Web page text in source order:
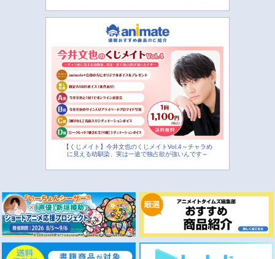
【くじメイト】今井文也のくじメイトVol.4～チャラめ
に見える幼馴染、実は一途で独占欲が強いんです～